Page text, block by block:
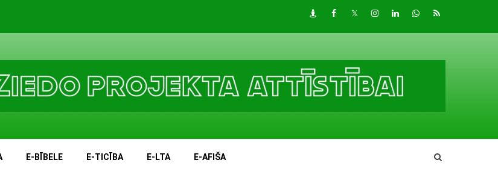
DraugiemFacebook
TwitterInstagram
LinkedInwhatsapp
RSS
E-BĪBELE E-TICĪBA E-LTA E-AFIŠA